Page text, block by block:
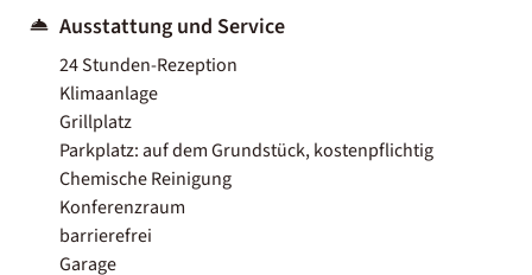
Ausstattung und Service
24 Stunden-Rezeption
Klimaanlage
Grillplatz
Parkplatz: auf dem Grundstück, kostenpflichtig
Chemische Reinigung
Konferenzraum
barrierefrei
Garage